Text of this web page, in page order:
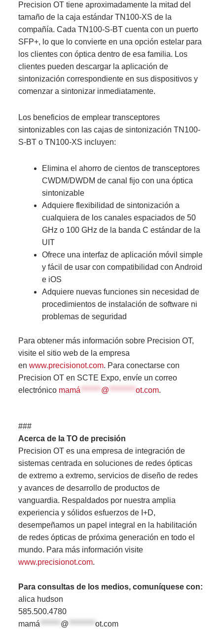
Precision OT tiene aproximadamente la mitad del
tamaño de la caja estándar TN100-XS de la
compañía. Cada TN100-S-BT cuenta con un puerto
SFP+, lo que lo convierte en una opción estelar para
los clientes con óptica dentro de esa familia. Los
clientes pueden descargar la aplicación de
sintonización correspondiente en sus dispositivos y
comenzar a sintonizar inmediatamente.
Los beneficios de emplear transceptores
sintonizables con las cajas de sintonización TN100-
S-BT o TN100-XS incluyen:
Elimina el ahorro de cientos de transceptores
CWDM/DWDM de canal fijo con una óptica
sintonizable
Adquiere flexibilidad de sintonización a
cualquiera de los canales espaciados de 50
GHz o 100 GHz de la banda C estándar de la
UIT
Ofrece una interfaz de aplicación móvil simple
y fácil de usar con compatibilidad con Android
e iOS
Adquiere nuevas funciones sin necesidad de
procedimientos de instalación de software ni
problemas de seguridad
Para obtener más información sobre Precision OT,
visite el sitio web de la empresa
en www.precisionot.com. Para conectarse con
Precision OT en SCTE Expo, envíe un correo
electrónico mamá ******* @ ********* ot.com.
###
Acerca de la TO de precisión
Precision OT es una empresa de integración de
sistemas centrada en soluciones de redes ópticas
de extremo a extremo, servicios de diseño de redes
y avances de desarrollo de productos de
vanguardia. Respaldados por nuestra amplia
experiencia y sólidos esfuerzos de I+D,
desempeñamos un papel integral en la habilitación
de redes ópticas de próxima generación en todo el
mundo. Para más información visite
www.precisionot.com.
Para consultas de los medios, comuníquese con:
alica hudson
585.500.4780
mamá ******* @ ********* ot.com